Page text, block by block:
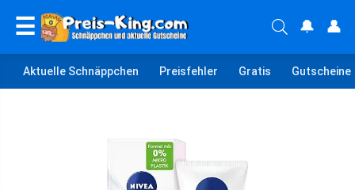
☰ 🔔 👤
Aktuelle Schnäppchen Preisfehler Gratis Gutscheine